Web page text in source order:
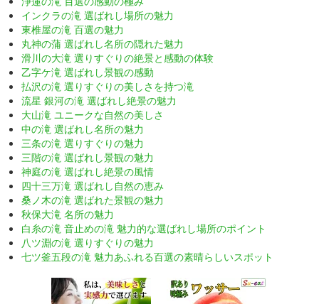
インクラの滝 選ばれし場所の魅力
東椎屋の滝 百選の魅力
丸神の蒲 選ばれし名所の隠れた魅力
滑川の大滝 選りすぐりの絶景と感動の体験
乙字ケ滝 選ばれし景観の感動
払沢の滝 選りすぐりの美しさを持つ滝
流星 銀河の滝 選ばれし絶景の魅力
大山滝 ユニークな自然の美しさ
中の滝 選ばれし名所の魅力
三条の滝 選りすぐりの魅力
三階の滝 選ばれし景観の魅力
神庭の滝 選ばれし絶景の風情
四十三万滝 選ばれし自然の恵み
桑ノ木の滝 選ばれた景観の魅力
秋保大滝 名所の魅力
白糸の滝 音止めの滝 魅力的な選ばれし場所のポイント
八ツ淵の滝 選りすぐりの魅力
七ツ釜五段の滝 魅力あふれる百選の素晴らしいスポット